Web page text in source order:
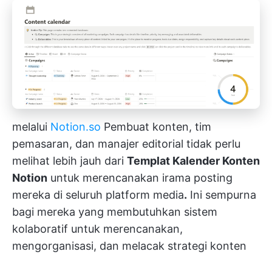
melalui Notion.so Pembuat konten, tim
pemasaran, dan manajer editorial tidak perlu
melihat lebih jauh dari Templat Kalender Konten
Notion untuk merencanakan irama posting
mereka di seluruh platform media. Ini sempurna
bagi mereka yang membutuhkan sistem
kolaboratif untuk merencanakan,
mengorganisasi, dan melacak strategi konten